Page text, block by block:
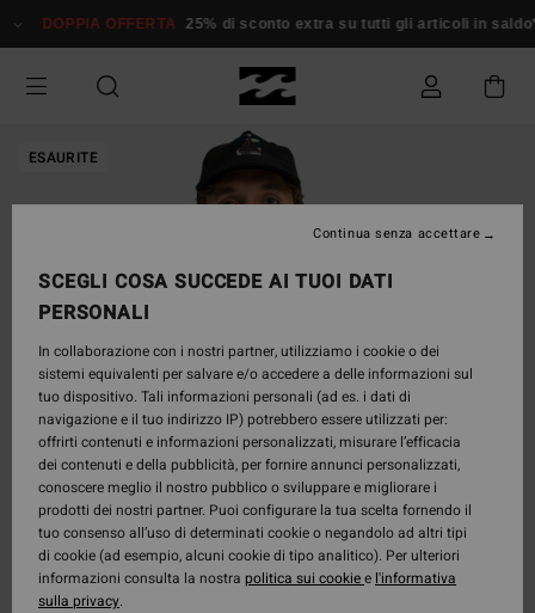
alle
prodotto
DOPPIA OFFERTA 25% di sconto extra su tutti gli articoli in saldo*
ESAURITE
SCEGLI COSA SUCCEDE AI TUOI DATI
PERSONALI
In collaborazione con i nostri partner, utilizziamo i cookie o dei
sistemi equivalenti per salvare e/o accedere a delle informazioni sul
tuo dispositivo. Tali informazioni personali (ad es. i dati di
navigazione e il tuo indirizzo IP) potrebbero essere utilizzati per:
offrirti contenuti e informazioni personalizzati, misurare l’efficacia
dei contenuti e della pubblicità, per fornire annunci personalizzati,
conoscere meglio il nostro pubblico o sviluppare e migliorare i
prodotti dei nostri partner. Puoi configurare la tua scelta fornendo il
tuo consenso all’uso di determinati cookie o negandolo ad altri tipi
di cookie (ad esempio, alcuni cookie di tipo analitico). Per ulteriori
informazioni consulta la nostra politica sui cookiee l'informativa
sulla privacy.
Continua senza accettare